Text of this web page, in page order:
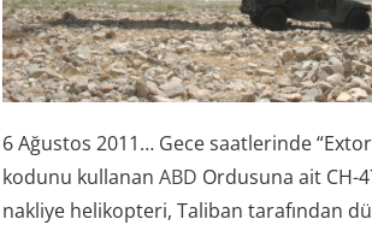
6 Ağustos 2011… Gece saatlerinde
kodunu kullananABD Ordusuna ait CH-
nakliye helikopteri, Taliban tarafından